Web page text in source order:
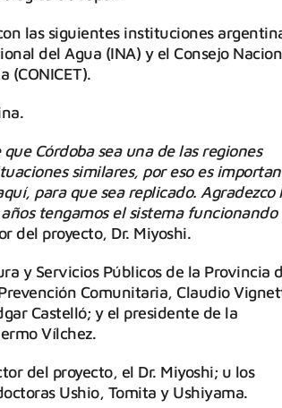
las siguientes instituciones
del Agua (INA) y el Consejo
(CONICET).
Córdoba sea una de las regiones
similares, por eso es
para que sea replicado. Agradezco
tengamos el sistema funcionando
del proyecto, Dr. Miyoshi.
y Servicios Públicos de la Provincia
Comunitaria, Claudio
Castelló; y el presidente de la
Vílchez.
del proyecto, el Dr. Miyoshi; u los
Ushio, Tomita y Ushiyama.